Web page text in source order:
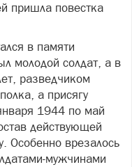
пришла повестка
в памяти
молодой солдат, а в
разведчиком
а присягу
1944 по май
действующей
Особенно врезалось
мужчинами